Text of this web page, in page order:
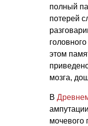
полный
потерей
этом
мозга,
В
мочевого